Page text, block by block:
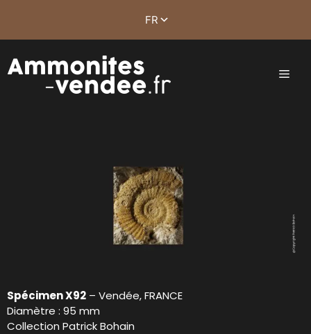
Spécimen X92 – Vendée, FRANCE
Diamètre : 95 mm
Collection Patrick Bohain